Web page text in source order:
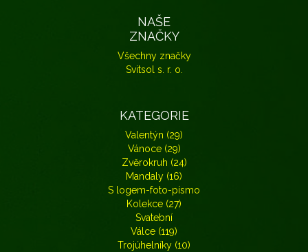
NAŠE
ZNAČKY
Všechny značky
Svitsol s. r. o.
KATEGORIE
Valentýn (29)
Vánoce (29)
Zvěrokruh (24)
Mandaly (16)
S logem-foto-písmo
Kolekce (27)
Svatební
Válce (119)
Trojúhelníky (10)